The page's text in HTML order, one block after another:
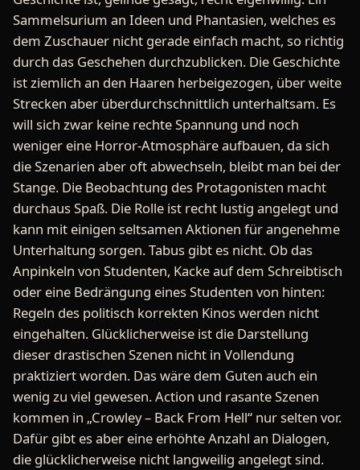
Sammelsurium an Ideen und Phantasien, welches es
dem Zuschauer nicht gerade einfach macht, so richtig
durch das Geschehen durchzublicken. Die Geschichte
ist ziemlich an den Haaren herbeigezogen, über weite
Strecken aber überdurchschnittlich unterhaltsam. Es
will sich zwar keine rechte Spannung und noch
weniger eine Horror-Atmosphäre aufbauen, da sich
die Szenarien aber oft abwechseln, bleibt man bei der
Stange. Die Beobachtung des Protagonisten macht
durchaus Spaß. Die Rolle ist recht lustig angelegt und
kann mit einigen seltsamen Aktionen für angenehme
Unterhaltung sorgen. Tabus gibt es nicht. Ob das
Anpinkeln von Studenten, Kacke auf dem Schreibtisch
oder eine Bedrängung eines Studenten von hinten:
Regeln des politisch korrekten Kinos werden nicht
eingehalten. Glücklicherweise ist die Darstellung
dieser drastischen Szenen nicht in Vollendung
praktiziert worden. Das wäre dem Guten auch ein
wenig zu viel gewesen. Action und rasante Szenen
kommen in „Crowley – Back From Hell“ nur selten vor.
Dafür gibt es aber eine erhöhte Anzahl an Dialogen,
die glücklicherweise nicht langweilig angelegt sind.